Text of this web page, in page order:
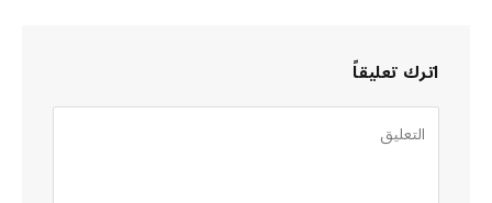
اترك تعليقاً